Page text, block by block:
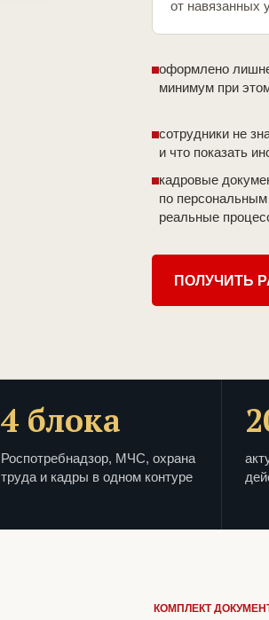
от навязанных
оформлено
минимум при
сотрудники не
и что показать
кадровые
по
реальные
ПОЛУЧИТЬ
4 блока
Роспотребнадзор, МЧС, охрана
труда и кадры в одном контуре
КОМПЛЕКТ